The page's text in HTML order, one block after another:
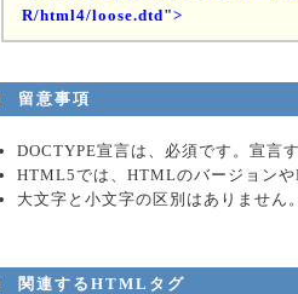
R/html4/loose.dtd">
留意事項
DOCTYPE宣言は、必須です。宣言
HTML5では、HTMLのバージョンや
大文字と小文字の区別はありません。
関連するHTMLタグ